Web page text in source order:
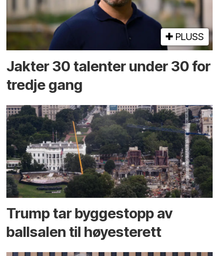
PLUSS
Jakter 30 talenter under 30 for
tredje gang
Trump tar byggestopp av
ballsalen til høyesterett